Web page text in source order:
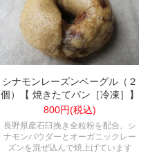
シナモンレーズンベーグル（２
個）【 焼きたてパン［冷凍］】
800円(税込)
長野県産石臼挽き全粒粉を配合。シ
ナモンパウダーとオーガニックレー
ズンを混ぜ込んで焼上げています